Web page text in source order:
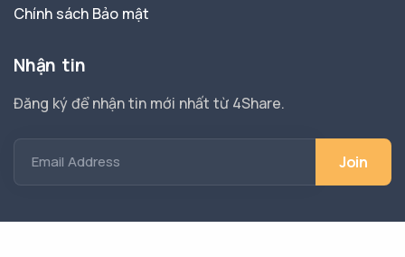
Chính sách Bảo mật
Nhận tin
Đăng ký để nhận tin mới nhất từ 4Share.
Email Address